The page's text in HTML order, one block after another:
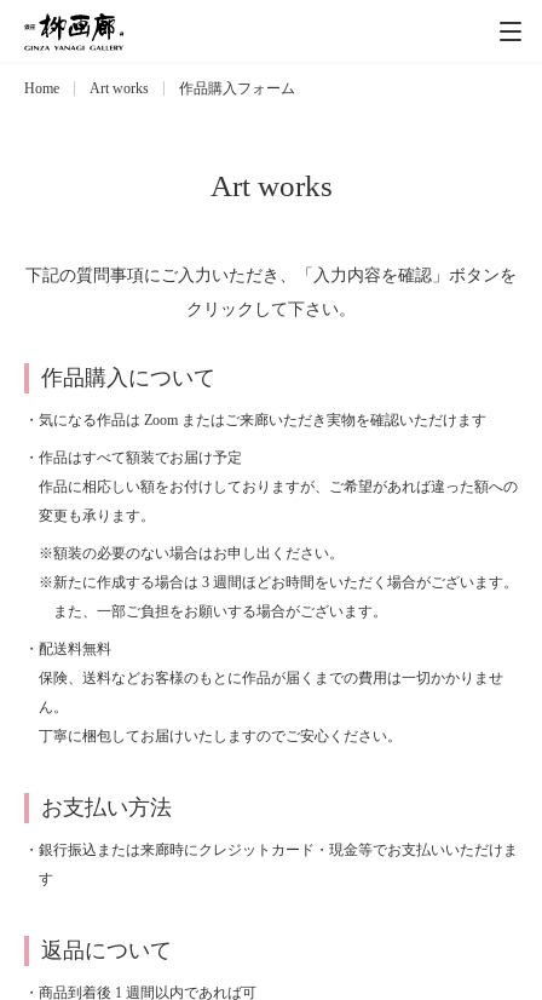
Exhibitions
Schedule スケジュール
About
Contact
Purchase assessment
Home Art works 作品購入フォーム
Art works
下記の質問事項にご入力いただき、「入力内容を確認」ボタンを
クリックして下さい。
作品購入について
・気になる作品は Zoom またはご来廊いただき実物を確認いただけます
・作品はすべて額装でお届け予定
作品に相応しい額をお付けしておりますが、ご希望があれば違った額への
変更も承ります。
※額装の必要のない場合はお申し出ください。
※新たに作成する場合は 3 週間ほどお時間をいただく場合がございます。
また、一部ご負担をお願いする場合がございます。
・配送料無料
保険、送料などお客様のもとに作品が届くまでの費用は一切かかりませ
ん。
丁寧に梱包してお届けいたしますのでご安心ください。
お支払い方法
・銀行振込または来廊時にクレジットカード・現金等でお支払いいただけま
す
返品について
・商品到着後 1 週間以内であれば可